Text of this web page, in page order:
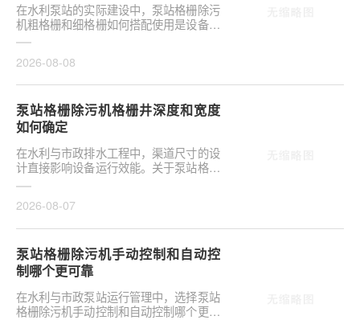
在水利泵站的实际建设中，泵站格栅除污
机粗格栅和细格栅如何搭配使用是设备选
型的关键环节。合理配置直接影响后续水
2026-08-08
泵站格栅除污机格栅井深度和宽度
如何确定
在水利与市政排水工程中，渠道尺寸的设
计直接影响设备运行效能。关于泵站格栅
除污机格栅井深度和宽度如何确定，是前
2026-08-07
泵站格栅除污机手动控制和自动控
制哪个更可靠
在水利与市政泵站运行管理中，选择泵站
格栅除污机手动控制和自动控制哪个更可